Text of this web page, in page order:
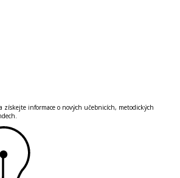
získejte informace o nových učebnicích, metodických